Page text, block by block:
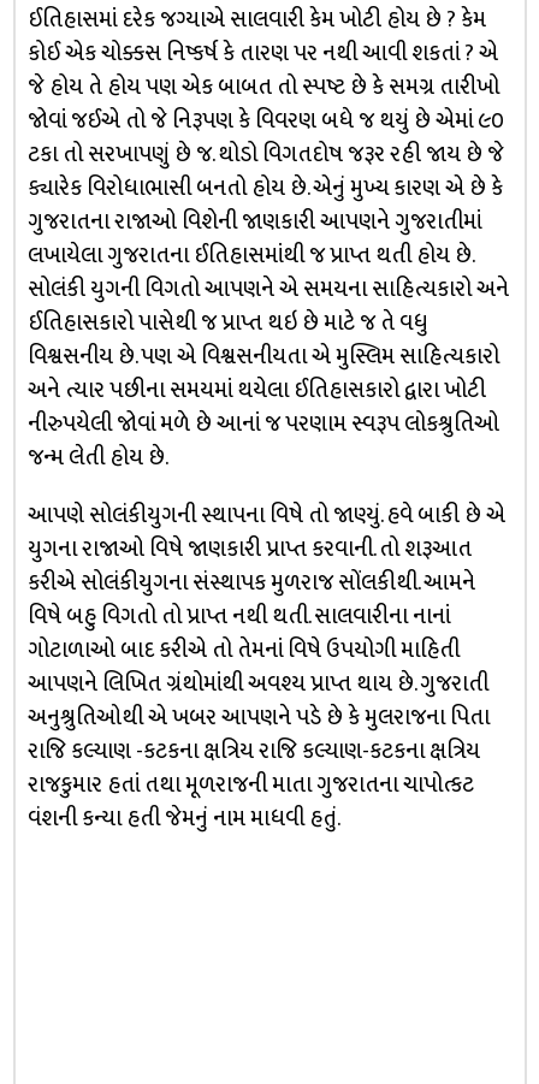
ઈતિહાસમાં દરેક જગ્યાએ સાલવારી કેમ ખોટી હોય છે ? કેમ
કોઈ એક ચોક્કસ નિષ્કર્ષ કે તારણ પર નથી આવી શકતાં ? એ
જે હોય તે હોય પણ એક બાબત તો સ્પષ્ટ છે કે સમગ્ર તારીખો
જોવાં જઈએ તો જે નિરૂપણ કે વિવરણ બધે જ થયું છે એમાં ૯૦
ટકા તો સરખાપણું છે જ. થોડો વિગતદોષ જરૂર રહી જાય છે જે
ક્યારેક વિરોધાભાસી બનતો હોય છે. એનું મુખ્ય કારણ એ છે કે
ગુજરાતના રાજાઓ વિશેની જાણકારી આપણને ગુજરાતીમાં
લખાયેલા ગુજરાતના ઈતિહાસમાંથી જ પ્રાપ્ત થતી હોય છે.
સોલંકી યુગની વિગતો આપણને એ સમયના સાહિત્યકારો અને
ઈતિહાસકારો પાસેથી જ પ્રાપ્ત થઇ છે માટે જ તે વધુ
વિશ્વસનીય છે. પણ એ વિશ્વસનીયતા એ મુસ્લિમ સાહિત્યકારો
અને ત્યાર પછીના સમયમાં થયેલા ઈતિહાસકારો દ્વારા ખોટી
નીરુપયેલી જોવાં મળે છે આનાં જ પરણામ સ્વરૂપ લોકશ્રુતિઓ
જન્મ લેતી હોય છે.
આપણે સોલંકીયુગની સ્થાપના વિષે તો જાણ્યું. હવે બાકી છે એ
યુગના રાજાઓ વિષે જાણકારી પ્રાપ્ત કરવાની. તો શરૂઆત
કરીએ સોલંકીયુગના સંસ્થાપક મુળરાજ સોંલકીથી. આમને
વિષે બહુ વિગતો તો પ્રાપ્ત નથી થતી. સાલવારીના નાનાં
ગોટાળાઓ બાદ કરીએ તો તેમનાં વિષે ઉપયોગી માહિતી
આપણને લિખિત ગ્રંથોમાંથી અવશ્ય પ્રાપ્ત થાય છે. ગુજરાતી
અનુશ્રુતિઓથી એ ખબર આપણને પડે છે કે મુલરાજના પિતા
રાજિ કલ્યાણ -કટકના ક્ષત્રિય રાજિ કલ્યાણ-કટકના ક્ષત્રિય
રાજકુમાર હતાં તથા મૂળરાજની માતા ગુજરાતના ચાપોત્કટ
વંશની કન્યા હતી જેમનું નામ માધવી હતું.